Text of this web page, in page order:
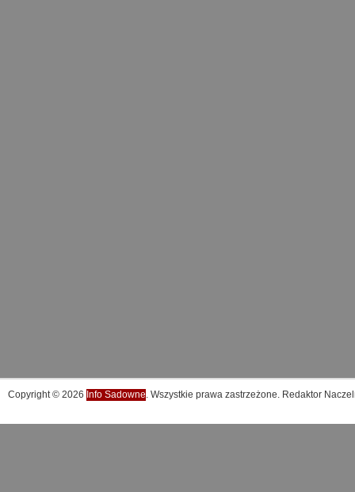
Copyright © 2026 Info Sadowne. Wszystkie prawa zastrzeżone. Redaktor